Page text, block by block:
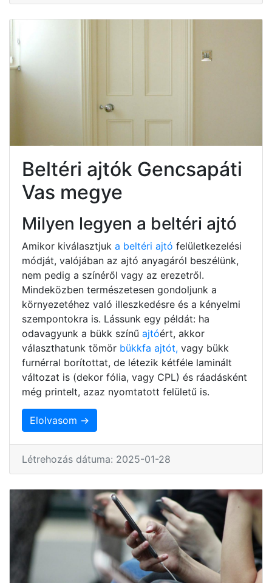
Beltéri ajtók Gencsapáti
Vas megye
Milyen legyen a beltéri ajtó
Amikor kiválasztjuk a beltéri ajtó felületkezelési
módját, valójában az ajtó anyagáról beszélünk,
nem pedig a színéről vagy az erezetről.
Mindeközben természetesen gondoljunk a
környezetéhez való illeszkedésre és a kényelmi
szempontokra is. Lássunk egy példát: ha
odavagyunk a bükk színű ajtóért, akkor
választhatunk tömör bükkfa ajtót, vagy bükk
furnérral borítottat, de létezik kétféle laminált
változat is (dekor fólia, vagy CPL) és ráadásként
még printelt, azaz nyomtatott felületű is.
Elolvasom →
Létrehozás dátuma: 2025-01-28